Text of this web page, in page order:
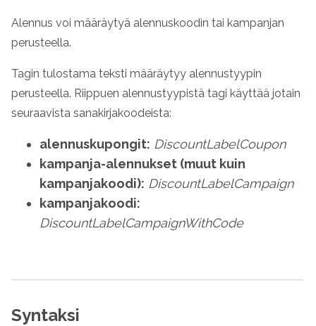
Alennus voi määräytyä alennuskoodin tai kampanjan
perusteella.
Tagin tulostama teksti määräytyy alennustyypin
perusteella. Riippuen alennustyypistä tagi käyttää jotain
seuraavista sanakirjakoodeista:
alennuskupongit: DiscountLabelCoupon
kampanja-alennukset (muut kuin
kampanjakoodi): DiscountLabelCampaign
kampanjakoodi:
DiscountLabelCampaignWithCode
Syntaksi